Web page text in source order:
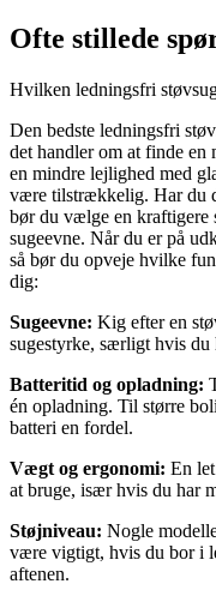
Ofte stillede
Hvilken ledningsfri
Den bedste ledningsfri
det handler om at finde en
en mindre lejlighed med
være tilstrækkelig. Har du
bør du vælge en kraftigere
sugeevne. Når du er på
så bør du opveje hvilke
dig:
Sugeevne: Kig efter en
sugestyrke, særligt hvis du
Batteritid og opladning:
én opladning. Til større
batteri en fordel.
Vægt og ergonomi: En
at bruge, især hvis du har
Støjniveau: Nogle
være vigtigt, hvis du bor i
aftenen.